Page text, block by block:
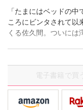
「たまにはベッドの
ころにビンタされて以
くる佐久間。ついには
引っ掻き回そうと画
久間の行動に、慎一
を突き止めようとする
進めていくこころと
電子書籍で買